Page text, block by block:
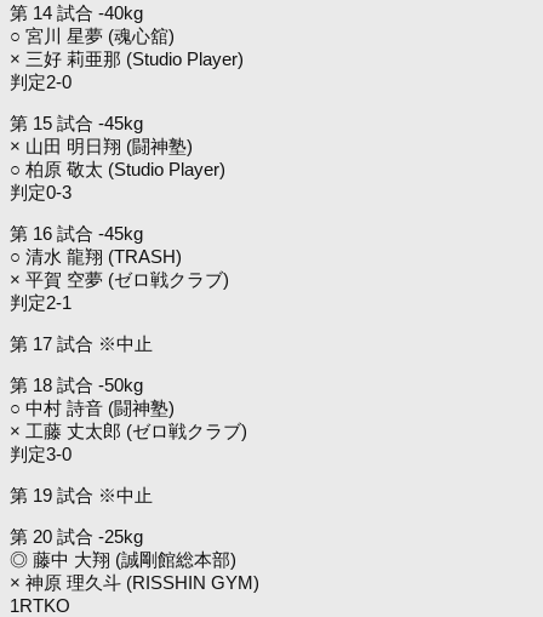
第 14 試合 -40kg
○ 宮川 星夢 (魂心舘)
× 三好 莉亜那 (Studio Player)
判定2-0
第 15 試合 -45kg
× 山田 明日翔 (闘神塾)
○ 柏原 敬太 (Studio Player)
判定0-3
第 16 試合 -45kg
○ 清水 龍翔 (TRASH)
× 平賀 空夢 (ゼロ戦クラブ)
判定2-1
第 17 試合 ※中止
第 18 試合 -50kg
○ 中村 詩音 (闘神塾)
× 工藤 丈太郎 (ゼロ戦クラブ)
判定3-0
第 19 試合 ※中止
第 20 試合 -25kg
◎ 藤中 大翔 (誠剛館総本部)
× 神原 理久斗 (RISSHIN GYM)
1RTKO